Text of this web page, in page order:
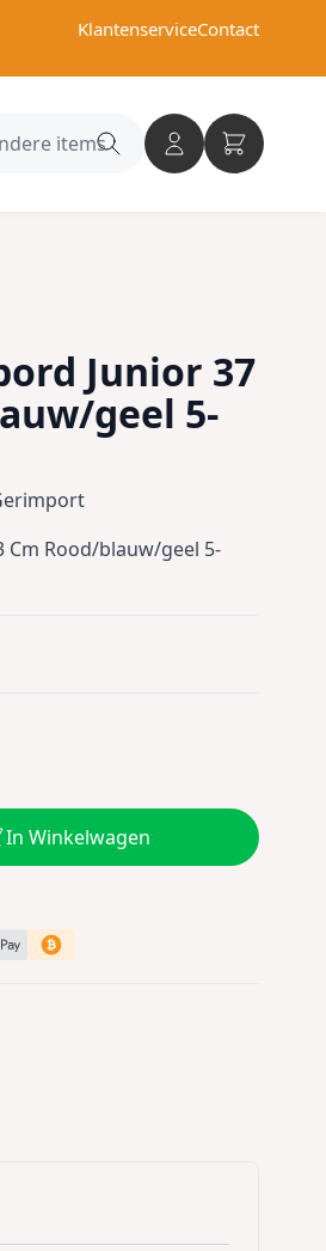
KlantenserviceContact
Search
Junior 37
geel 5-
Cm Rood/blauw/geel 5-
In Winkelwagen